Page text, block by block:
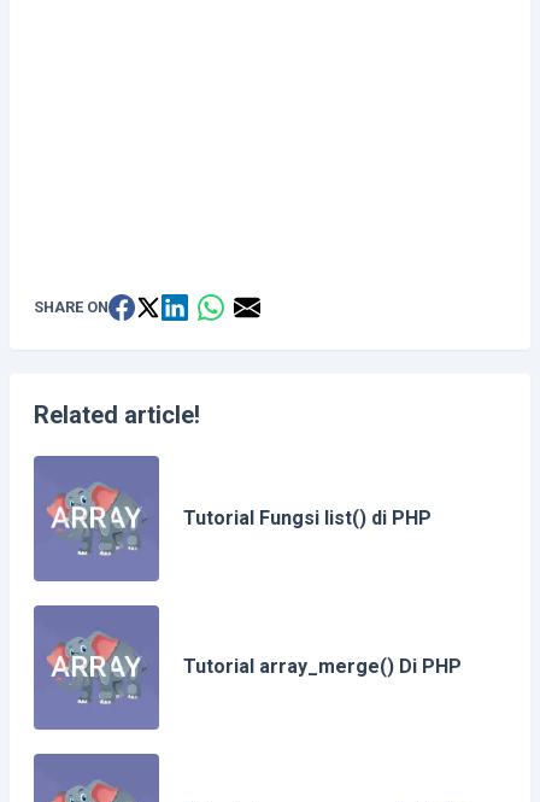
SHARE ON
Related article!
Tutorial Fungsi list() di PHP
Tutorial array_merge() Di PHP